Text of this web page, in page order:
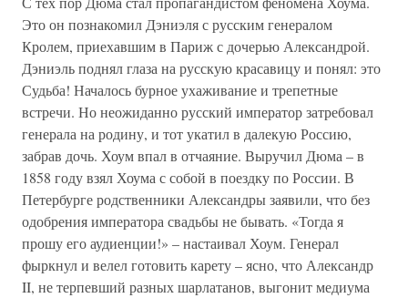
Это он познакомил Дэниэля с русским генералом
Кролем, приехавшим в Париж с дочерью Александрой.
Дэниэль поднял глаза на русскую красавицу и понял: это
Судьба! Началось бурное ухаживание и трепетные
встречи. Но неожиданно русский император затребовал
генерала на родину, и тот укатил в далекую Россию,
забрав дочь. Хоум впал в отчаяние. Выручил Дюма – в
1858 году взял Хоума с собой в поездку по России. В
Петербурге родственники Александры заявили, что без
одобрения императора свадьбы не бывать. «Тогда я
прошу его аудиенции!» – настаивал Хоум. Генерал
фыркнул и велел готовить карету – ясно, что Александр
II, не терпевший разных шарлатанов, выгонит медиума